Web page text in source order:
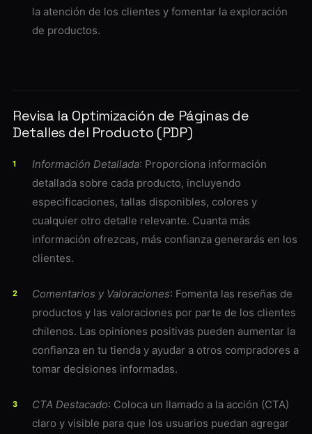
la atención de los clientes y fomentar la exploración
de productos.
Revisa la Optimización de Páginas de
Detalles del Producto (PDP)
Información Detallada: Proporciona información
detallada sobre cada producto, incluyendo
especificaciones, tallas disponibles, colores y
cualquier otro detalle relevante. Cuanta más
información ofrezcas, más confianza generarás en los
clientes.
Comentarios y Valoraciones: Fomenta las reseñas de
productos y las valoraciones por parte de los clientes
chilenos. Las opiniones positivas pueden aumentar la
confianza en tu tienda y ayudar a otros compradores a
tomar decisiones informadas.
CTA Destacado: Coloca un llamado a la acción (CTA)
claro y visible para que los usuarios puedan agregar